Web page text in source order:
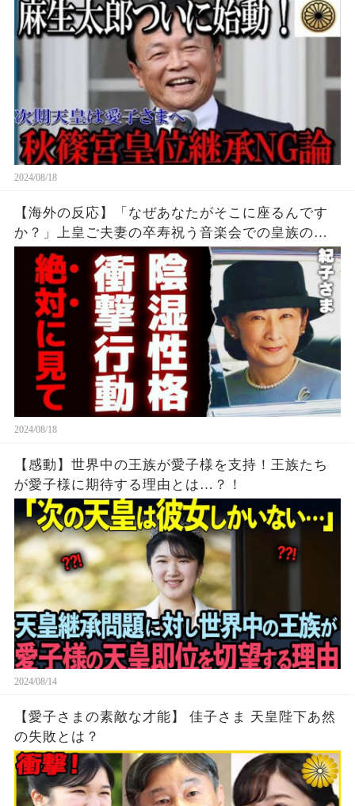
2024/08/18
【海外の反応】「なぜあなたがそこに座るんです
か？」上皇ご夫妻の卒寿祝う音楽会での皇族の行
動に国民から批判の声が殺到している理由
2024/08/18
【感動】世界中の王族が愛子様を支持！王族たち
が愛子様に期待する理由とは…？！
2024/08/14
【愛子さまの素敵な才能】 佳子さま 天皇陛下あ然
の失敗とは？